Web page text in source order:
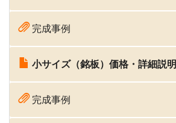
完成事例
小サイズ（銘板）価格・詳細説明
完成事例